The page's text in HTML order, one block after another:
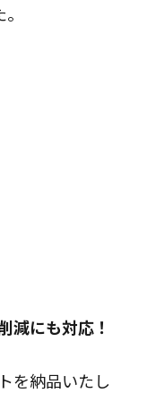
減にも対応！
を納品いたし